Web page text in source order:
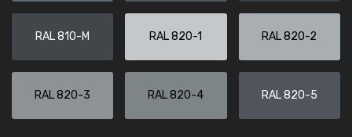
RAL 810-M RAL 820-1 RAL 820-2
RAL 820-3 RAL 820-4 RAL 820-5